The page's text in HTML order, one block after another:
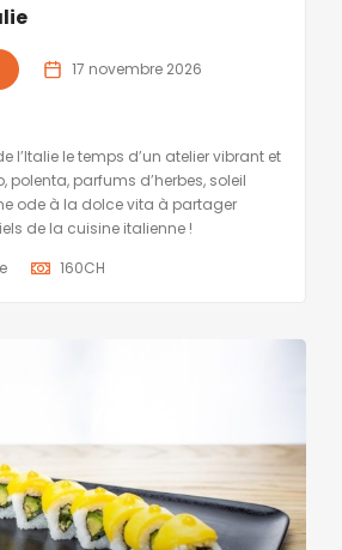
17 novembre 2026
l’Italie le temps d’un atelier vibrant et
polenta, parfums d’herbes, soleil
ode à la dolce vita à partager
de la cuisine italienne !
160CH